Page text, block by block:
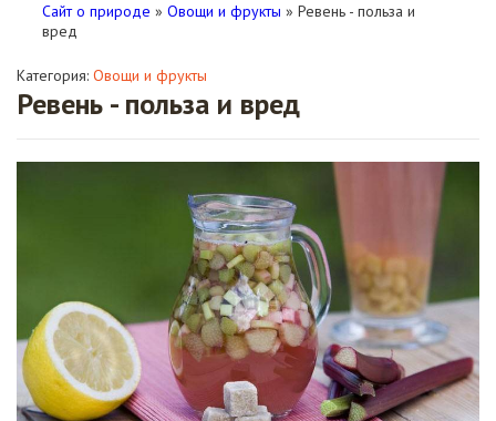
Сайт о природе » Овощи и фрукты » Ревень - польза и
вред
Категория: Овощи и фрукты
Ревень - польза и вред